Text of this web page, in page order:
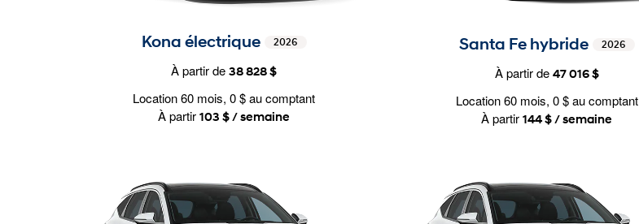
Kona électrique 2026
À partir de38 828 $
Location 60 mois, 0 $ au comptant
À partir103 $ / semaine
Santa Fe hybride 2026
À partir de 47 016 $
Location 60 mois, 0 $ au comptant
À partir144 $ / semaine